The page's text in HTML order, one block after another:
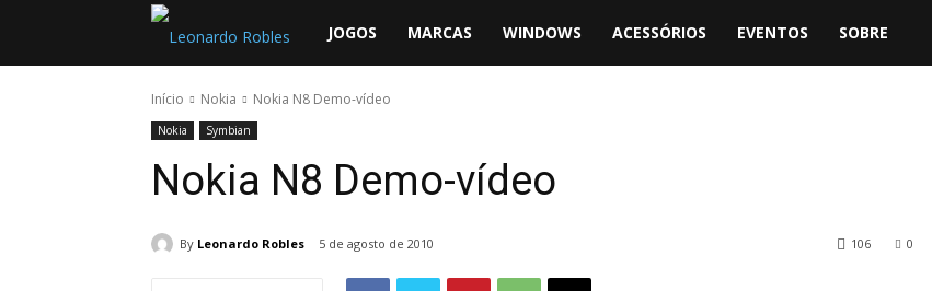
Leonardo
Robles
JOGOS MARCAS WINDOWS ACESSÓRIOS EVENTOS SOBRE
Início Nokia Nokia N8 Demo-vídeo
Nokia Symbian
Nokia N8 Demo-vídeo
By Leonardo Robles 5 de agosto de 2010 0
106